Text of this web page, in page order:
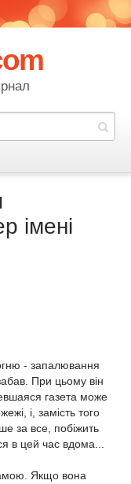
імені
- запалювання
При цьому він
газета може
і, замість того
за все, побіжить
в цей час вдома...
Якщо вона